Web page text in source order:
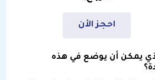
احجز الأن
يمكن أن يوضع في هذه